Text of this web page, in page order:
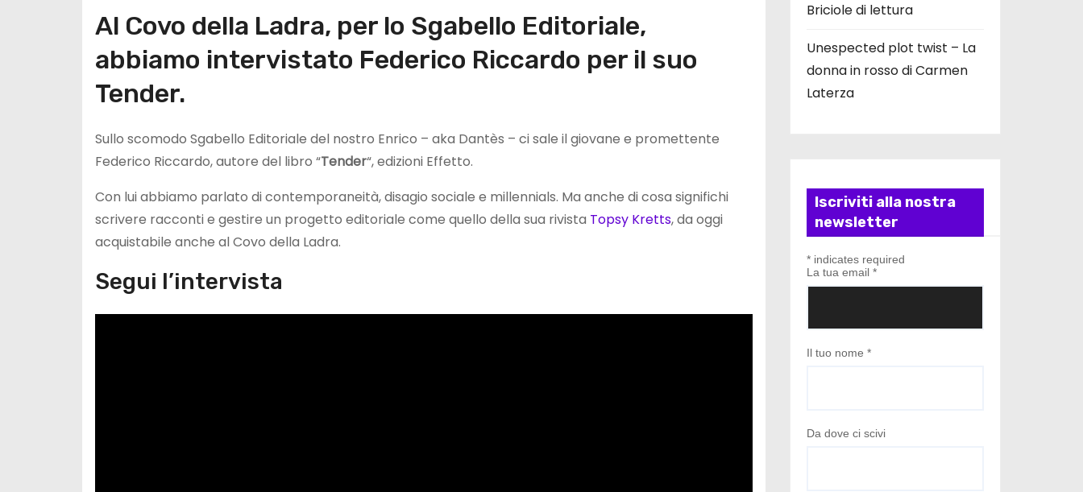
Al Covo della Ladra, per lo Sgabello Editoriale,
abbiamo intervistato Federico Riccardo per il suo
Tender.
Sullo scomodo Sgabello Editoriale del nostro Enrico – aka Dantès – ci sale il giovane e promettente
Federico Riccardo, autore del libro “Tender“, edizioni Effetto.
Con lui abbiamo parlato di contemporaneità, disagio sociale e millennials. Ma anche di cosa significhi
scrivere racconti e gestire un progetto editoriale come quello della sua rivista Topsy Kretts, da oggi
acquistabile anche al Covo della Ladra.
Segui l’intervista
Briciole di lettura
Unespected plot twist – La
donna in rosso di Carmen
Laterza
Iscriviti alla nostra
newsletter
*indicates required
La tua email *
Il tuo nome *
Da dove ci scivi